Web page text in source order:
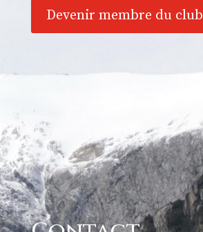
Devenir membre du club